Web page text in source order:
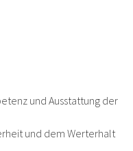
und Ausstattung der
und dem Werterhalt